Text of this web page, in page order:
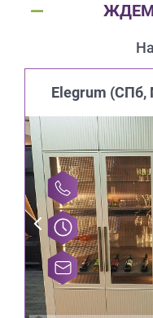
ЖДЕМ
Elegrum